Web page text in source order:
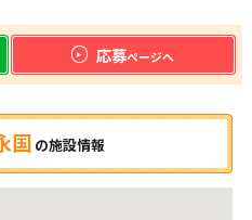
応募ページへ
国 の施設情報